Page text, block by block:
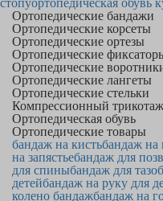
стопуортопедическая обувь
Ортопедические бандажи
Ортопедические корсеты
Ортопедические ортезы
Ортопедические
Ортопедические
Ортопедические лангеты
Ортопедические стельки
Компрессионный трикотаж
Ортопедическая обувь
Ортопедические товары
бандаж на кистьбандаж на
на запястьебандаж для
для спиныбандаж для
детейбандаж на руку для
колено бандажбандаж на